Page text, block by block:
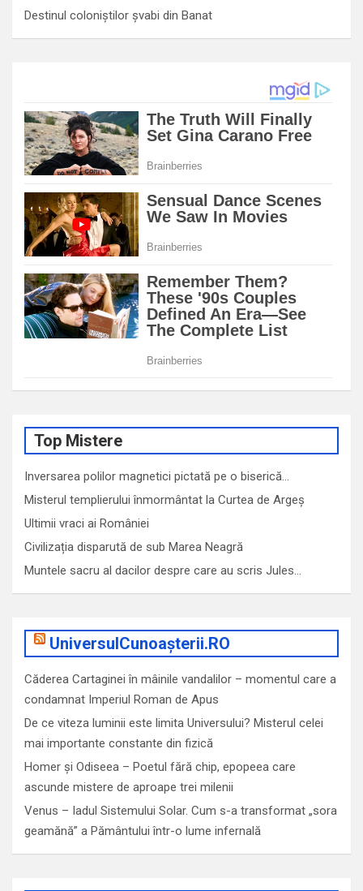
Destinul coloniștilor șvabi din Banat
Top Mistere
Inversarea polilor magnetici pictată pe o biserică…
Misterul templierului înmormântat la Curtea de Argeș
Ultimii vraci ai României
Civilizația disparută de sub Marea Neagră
Muntele sacru al dacilor despre care au scris Jules…
UniversulCunoașterii.RO
Căderea Cartaginei în mâinile vandalilor – momentul care a
condamnat Imperiul Roman de Apus
De ce viteza luminii este limita Universului? Misterul celei
mai importante constante din fizică
Homer și Odiseea – Poetul fără chip, epopeea care
ascunde mistere de aproape trei milenii
Venus – Iadul Sistemului Solar. Cum s-a transformat „sora
geamănă” a Pământului într-o lume infernală